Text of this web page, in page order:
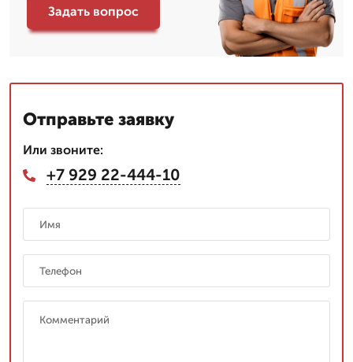
Задать вопрос
Отправьте заявку
Или звоните:
+7 929 22-444-10